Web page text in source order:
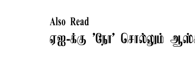
Also Read
ஏஐ-க்கு ’நோ’ சொல்லும்